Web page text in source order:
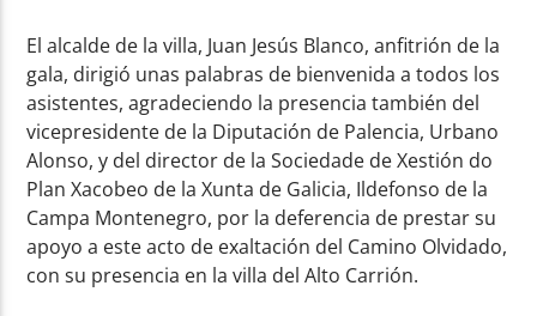
El alcalde de la villa, Juan Jesús Blanco, anfitrión de la
gala, dirigió unas palabras de bienvenida a todos los
asistentes, agradeciendo la presencia también del
vicepresidente de la Diputación de Palencia, Urbano
Alonso, y del director de la Sociedade de Xestión do
Plan Xacobeo de la Xunta de Galicia, Ildefonso de la
Campa Montenegro, por la deferencia de prestar su
apoyo a este acto de exaltación del Camino Olvidado,
con su presencia en la villa del Alto Carrión.